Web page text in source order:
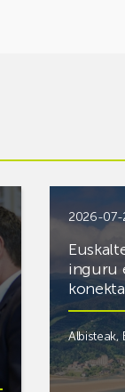
2026-07-
inguru
Albisteak,